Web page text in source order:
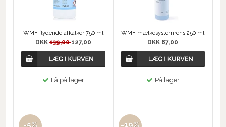
WMF flydende afkalker 750 ml
DKK139,00127,00
Få på lager
WMF mælkesystemrens 250 ml
DKK 87,00
På lager
-5% -19%